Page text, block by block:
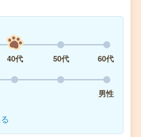
40代 50代
60代
男性